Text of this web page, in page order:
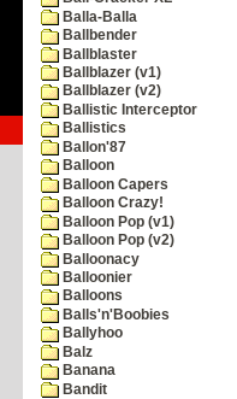
Balla-Balla
Ballbender
Ballblaster
Ballblazer (v1)
Ballblazer (v2)
Ballistic Interceptor
Ballistics
Ballon'87
Balloon
Balloon Capers
Balloon Crazy!
Balloon Pop (v1)
Balloon Pop (v2)
Balloonacy
Balloonier
Balloons
Balls'n'Boobies
Ballyhoo
Balz
Banana
Bandit